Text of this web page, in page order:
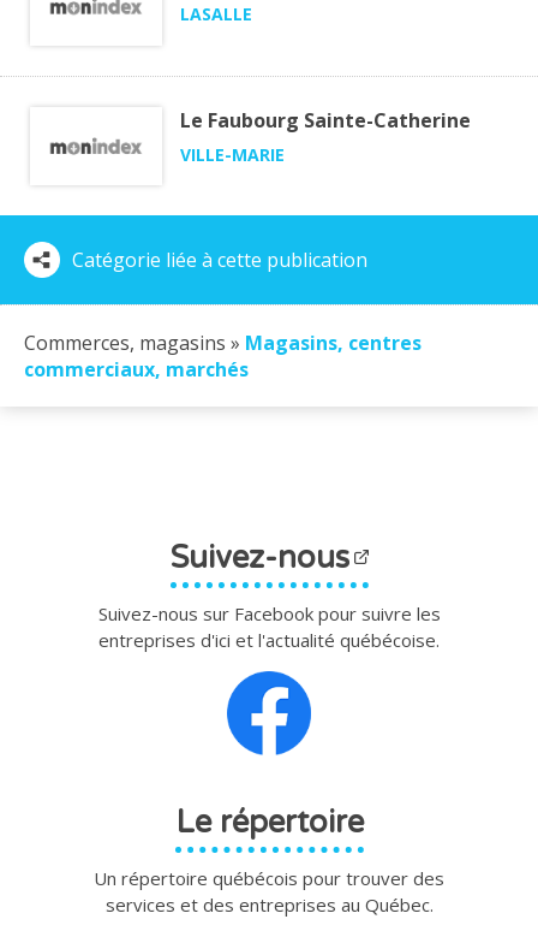
LASALLE
Le Faubourg Sainte-Catherine
VILLE-MARIE
Catégorie liée à cette publication
Commerces, magasins » Magasins, centres
commerciaux, marchés
Suivez-nous
Suivez-nous sur Facebook pour suivre les
entreprises d'ici et l'actualité québécoise.
Le répertoire
Un répertoire québécois pour trouver des
services et des entreprises au Québec.